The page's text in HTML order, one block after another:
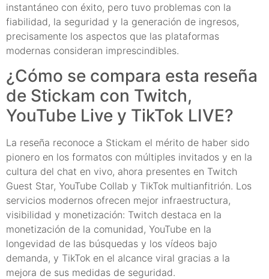
instantáneo con éxito, pero tuvo problemas con la
fiabilidad, la seguridad y la generación de ingresos,
precisamente los aspectos que las plataformas
modernas consideran imprescindibles.
¿Cómo se compara esta reseña
de Stickam con Twitch,
YouTube Live y TikTok LIVE?
La reseña reconoce a Stickam el mérito de haber sido
pionero en los formatos con múltiples invitados y en la
cultura del chat en vivo, ahora presentes en Twitch
Guest Star, YouTube Collab y TikTok multianfitrión. Los
servicios modernos ofrecen mejor infraestructura,
visibilidad y monetización: Twitch destaca en la
monetización de la comunidad, YouTube en la
longevidad de las búsquedas y los vídeos bajo
demanda, y TikTok en el alcance viral gracias a la
mejora de sus medidas de seguridad.